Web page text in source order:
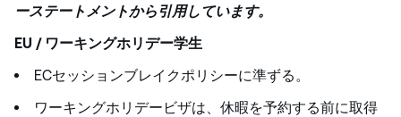
ーステートメントから引用しています。
EU / ワーキングホリデー学生
ECセッションブレイクポリシーに準ずる。
ワーキングホリデービザは、休暇を予約する前に取得